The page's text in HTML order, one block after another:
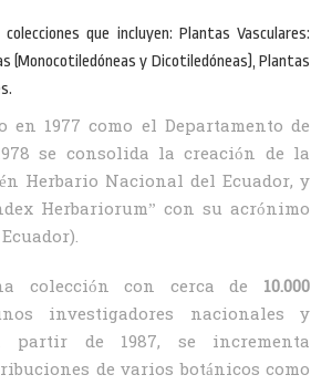
que incluyen: Plantas Vasculares:
(Monocotiledóneas y Dicotiledóneas), Plantas
1977 como el Departamento de
se consolida la creación de la
Herbario Nacional del Ecuador, y
Herbariorum” con su acrónimo
colección con cerca de 10.000
investigadores nacionales y
partir de 1987, se incrementa
de varios botánicos como